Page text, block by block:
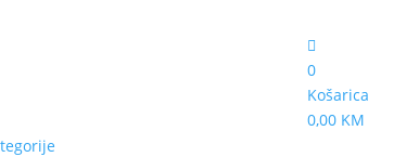
0
Košarica
0,00 KM